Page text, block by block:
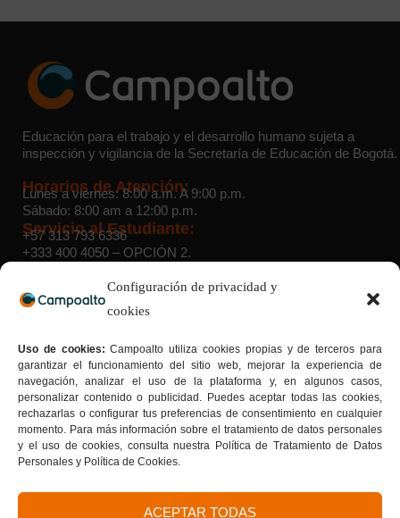
Configuración de privacidad y
cookies
Uso de cookies:Campoalto utiliza cookies propias y de terceros para
garantizar el funcionamiento del sitio web, mejorar la experiencia de
navegación, analizar el uso de la plataforma y, en algunos casos,
personalizar contenido o publicidad. Puedes aceptar todas las cookies,
rechazarlas o configurar tus preferencias de consentimiento en cualquier
momento. Para más información sobre el tratamiento de datos personales
y el uso de cookies, consulta nuestra Política de Tratamiento de Datos
Personales y Política de Cookies.
ACEPTAR TODAS
Educación para el trabajo y el desarrollo humano sujeta a
inspección y vigilancia de la Secretaría de Educación de Bogotá.
Horarios de Atención:
Lunes a viernes: 8:00 a.m. A 9:00 p.m.
Sábado: 8:00 am a 12:00 p.m.
Servicio al Estudiante:
+57 313 793 6336
+333 400 4050 – OPCIÓN 2.
Sedes:
Suba: Cra. 103 D # 136 – 03 | Teusaquillo:Av. Caracas # 34
– 22 |Sede 40 sur:Av. Caracas # 41 B – 33 sur | Sede Bosa:
Calle 65 Sur # 77G – 75 | Sede Kennedy:
Av. Boyacá # 37-
55 sur |Sede San Cristóbal Norte: Cra. 7G # 158a – 20
Tu formación con sello de calidad
Donde la calidad se convierte en tu mejor carta de
presentación.